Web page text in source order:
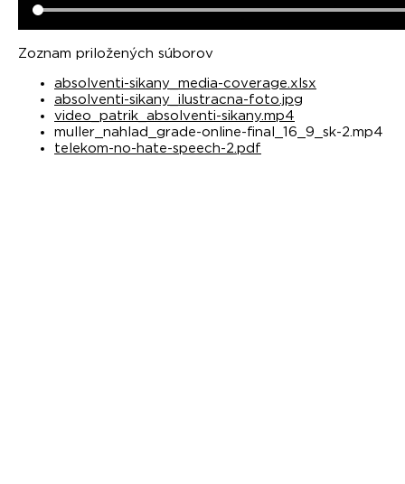
Zoznam priložených súborov
absolventi-sikany_media-coverage.xlsx
absolventi-sikany_ilustracna-foto.jpg
video_patrik_absolventi-sikany.mp4
muller_nahlad_grade-online-final_16_9_sk-2.mp4
telekom-no-hate-speech-2.pdf